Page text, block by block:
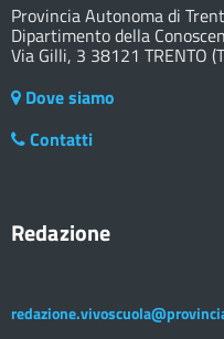
Provincia Autonoma di
Dipartimento della
Via Gilli, 3 38121 TRENTO
Dove siamo
Contatti
Redazione